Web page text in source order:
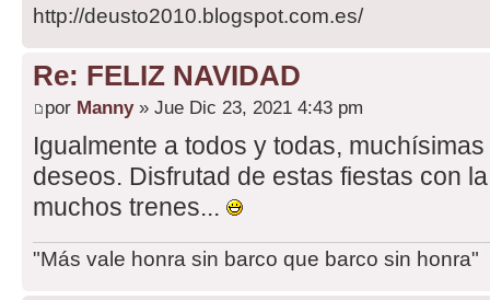
http://deusto2010.blogspot.com.es/
Re: FELIZ NAVIDAD
por Manny» Jue Dic 23, 2021 4:43 pm
Igualmente a todos y todas,
deseos. Disfrutad de estas fiestas con
muchos trenes...
"Más vale honra sin barco que barco sin honra"